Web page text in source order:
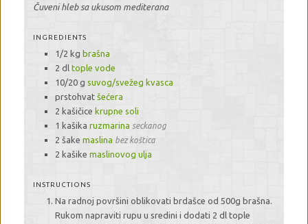
Čuveni hleb sa ukusom mediterana
INGREDIENTS
1/2 kg brašna
2 dl tople vode
10/20 g suvog/svežeg kvasca
prstohvat šećera
2 kašičice krupne soli
1 kašika ruzmarina seckanog
2 šake maslina bez koštica
2 kašike maslinovog ulja
INSTRUCTIONS
Na radnoj površini oblikovati brdašce od 500g brašna.
Rukom napraviti rupu u sredini i dodati 2 dl tople